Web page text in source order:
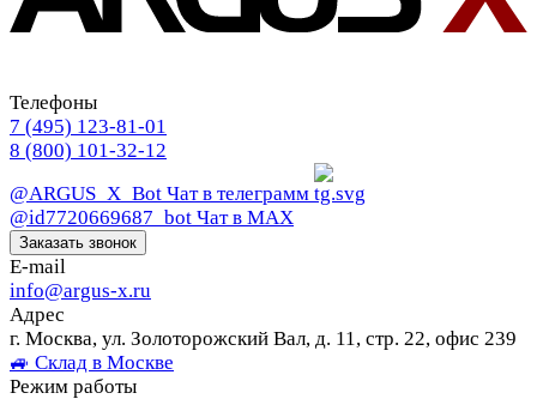
Телефоны
7 (495) 123-81-01
8 (800) 101-32-12
@ARGUS_X_Bot Чат в телеграмм
@id7720669687_bot Чат в МАХ
Заказать звонок
E-mail
info@argus-x.ru
Адрес
г. Москва, ул. Золоторожский Вал, д. 11, стр. 22, офис 239
🚙 Склад в Москве
Режим работы